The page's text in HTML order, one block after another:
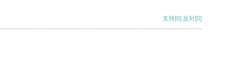
支持[0] 反对[0]